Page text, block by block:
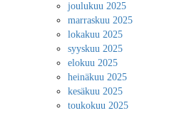
joulukuu 2025
marraskuu 2025
lokakuu 2025
syyskuu 2025
elokuu 2025
heinäkuu 2025
kesäkuu 2025
toukokuu 2025